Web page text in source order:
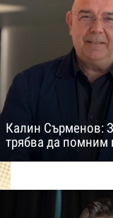
Калин Сърменов:
трябва да помним